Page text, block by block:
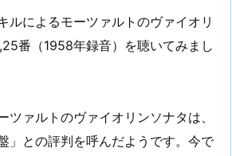
ルによるモーツァルトのヴァイオリ
番（1958年録音）を聴いてみまし
ツァルトのヴァイオリンソナタは、
」との評判を呼んだようです。今で